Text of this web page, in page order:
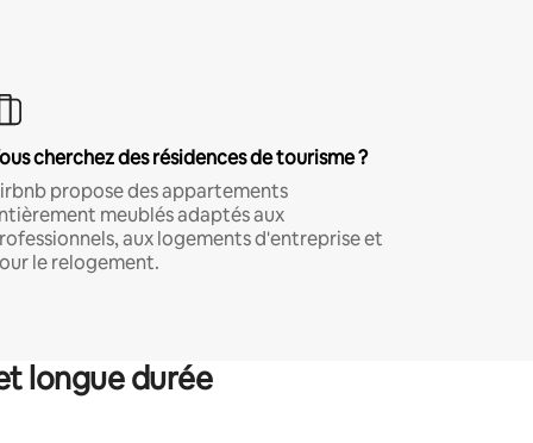
cherchez des résidences de tourisme ?
propose des appartements
meublés adaptés aux
aux logements d'entreprise et
le relogement.
longue durée